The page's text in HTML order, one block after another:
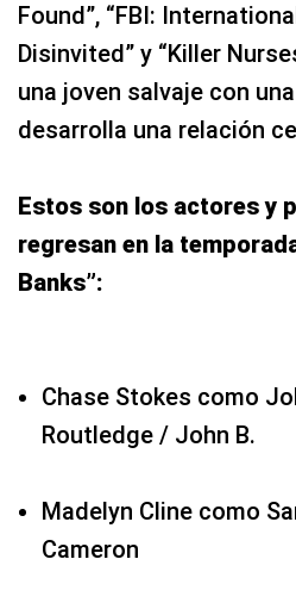
Found”, “FBI:
Disinvited” y “Killer
una joven salvaje con
desarrolla una relación
Estos son los actores y
regresan en la
Banks”:
Chase Stokes como
Routledge / John B.
Madelyn Cline como
Cameron